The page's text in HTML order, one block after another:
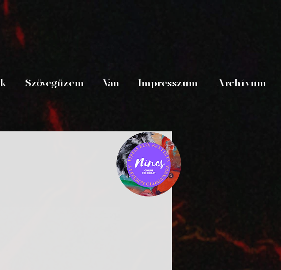
Szövegüzem Van Impresszum Archívum